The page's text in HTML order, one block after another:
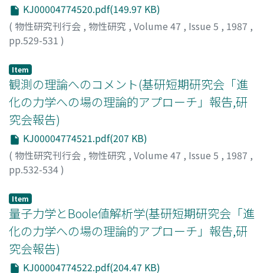
KJ00004774520.pdf(149.97 KB)
( 物性研究刊行会 , 物性研究 , Volume 47 , Issue 5 , 1987 ,
pp.529-531 )
Item
観測の理論へのコメント(基研短期研究会「進
化の力学への場の理論的アプローチ」報告,研
究会報告)
KJ00004774521.pdf(207 KB)
( 物性研究刊行会 , 物性研究 , Volume 47 , Issue 5 , 1987 ,
pp.532-534)
Item
量子力学とBoole値解析学(基研短期研究会「進
化の力学への場の理論的アプローチ」報告,研
究会報告)
KJ00004774522.pdf(204.47 KB)